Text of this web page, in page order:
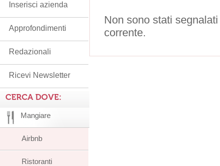
Non sono stati
corrente.
Inserisci azienda
Approfondimenti
Redazionali
Ricevi Newsletter
CERCA DOVE:
Mangiare
Airbnb
Ristoranti